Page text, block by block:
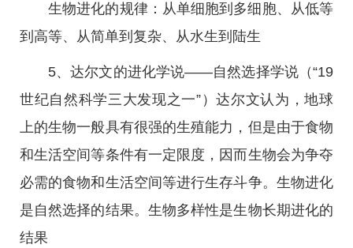
生物进化的规律：从单细胞到多细胞、从低等
到高等、从简单到复杂、从水生到陆生
5、达尔文的进化学说——自然选择学说（“19
世纪自然科学三大发现之一”）达尔文认为，地球
上的生物一般具有很强的生殖能力，但是由于食物
和生活空间等条件有一定限度，因而生物会为争夺
必需的食物和生活空间等进行生存斗争。生物进化
是自然选择的结果。生物多样性是生物长期进化的
结果